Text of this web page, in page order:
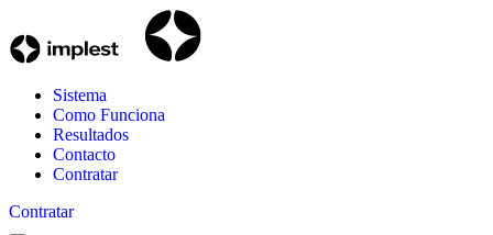
Sistema
Como Funciona
Resultados
Contacto
Contratar
Contratar